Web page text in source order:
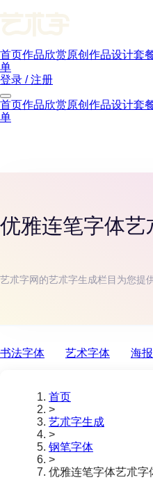
首页作品欣赏原创作品设计套
单
登录 / 注册
首页作品欣赏原创作品设计套
单
优雅连笔字体艺
艺朮字网的艺朮字生成栏目为您提
书法字体 艺术字体 海
首页
>
艺朮字生成
>
钢笔字体
>
优雅连笔字体艺朮字